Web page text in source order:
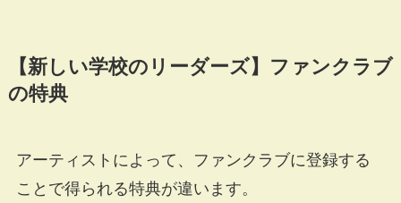
【新しい学校のリーダーズ】ファンクラブ
の特典
アーティストによって、ファンクラブに登録する
ことで得られる特典が違います。